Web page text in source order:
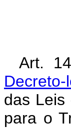
Art.
das Leis
para o